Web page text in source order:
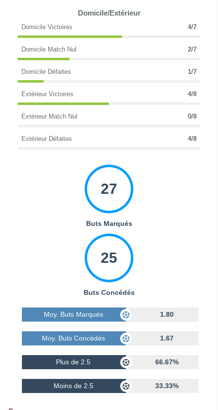
Domicile/Extérieur
Domicile Victoires 4/7
Domicile Match Nul 2/7
Domicile Défaites 1/7
Extérieur Victoires 4/8
Extérieur Match Nul 0/8
Extérieur Défaites 4/8
27
Buts Marqués
25
Buts Concédés
Moy. Buts Marqués 1.80
Moy. Buts Concédés 1.67
Plus de 2.5 66.67%
Moins de 2.5 33.33%